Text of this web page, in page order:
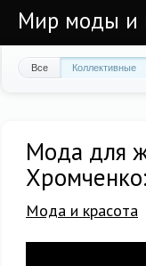
Мир моды и
Все Коллективные
Мода для
Мода и красота